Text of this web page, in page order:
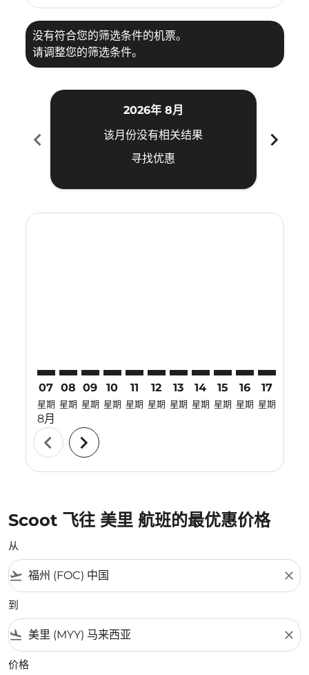
没有符合您的筛选条件的机票。
请调整您的筛选条件。
chevron_left
2026年 8月
该月份没有相关结果
寻找优惠
chevron_right
07
星期
8月
08
星期
09
星期
10
星期
11
星期
12
星期
13
星期
14
星期
15
星期
16
星期
17
星期
chevron_left chevron_right
Scoot 飞往 美里 航班的最优惠价格
从
flight_takeoff close
到
flight_land close
价格